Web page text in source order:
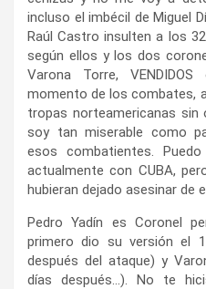
incluso el imbécil de Miguel
Raúl Castro insulten a los
según ellos y los dos
Varona Torre,
momento de los combates,
tropas norteamericanas sin
soy tan miserable como
esos combatientes.
actualmente con CUBA,
hubieran dejado asesinar de
Pedro Yadín es Coronel
primero dio su versión el
después del ataque) y
días después…). No te